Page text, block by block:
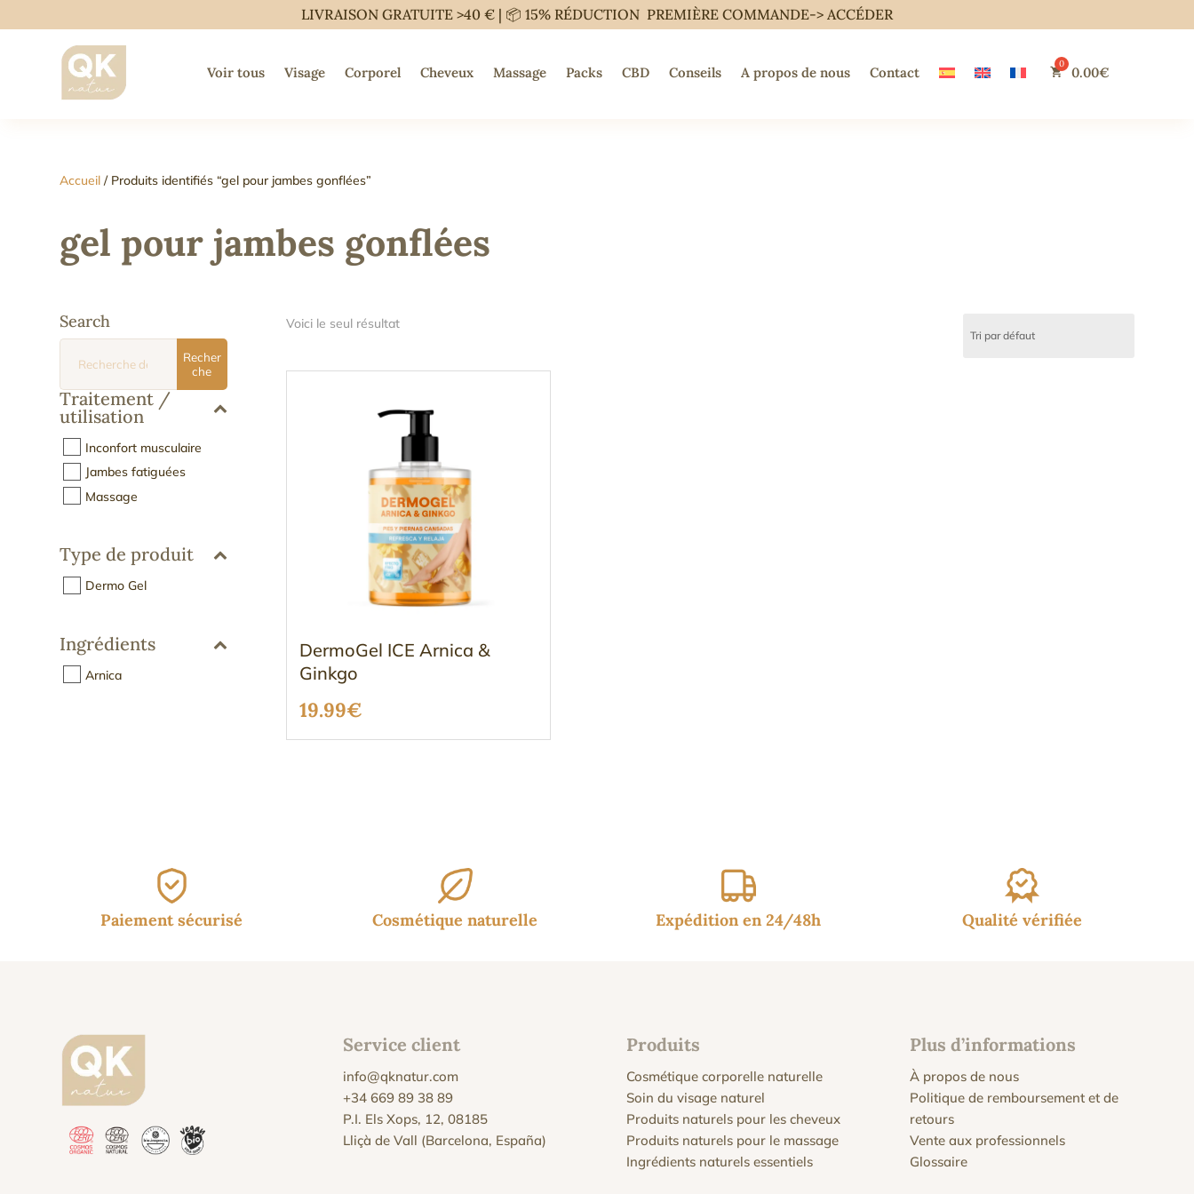
LIVRAISON GRATUITE >40 € | 📦 15% RÉDUCTION PREMIÈRE COMMANDE-> ACCÉDER
Voir tous Visage Corporel Cheveux Massage Packs CBD Conseils A propos de nous Contact 0.00€
Accueil / Produits identifiés “gel pour jambes gonflées”
gel pour jambes gonflées
Search
pour :
Recher
che
Traitement /
utilisation
Inconfort musculaire
Jambes fatiguées
Massage
Type de produit
Dermo Gel
Ingrédients
Arnica
Voici le seul résultat
DermoGel ICE Arnica &
Ginkgo
19.99€
Paiement sécurisé Cosmétique naturelle Expédition en 24/48h Qualité vérifiée
Service client
info@qknatur.com
+34 669 89 38 89
P.I. Els Xops, 12, 08185
Lliçà de Vall (Barcelona, España)
Produits
Cosmétique corporelle naturelle
Soin du visage naturel
Produits naturels pour les cheveux
Produits naturels pour le massage
Ingrédients naturels essentiels
Plus d’informations
À propos de nous
Politique de remboursement et de
retours
Vente aux professionnels
Glossaire